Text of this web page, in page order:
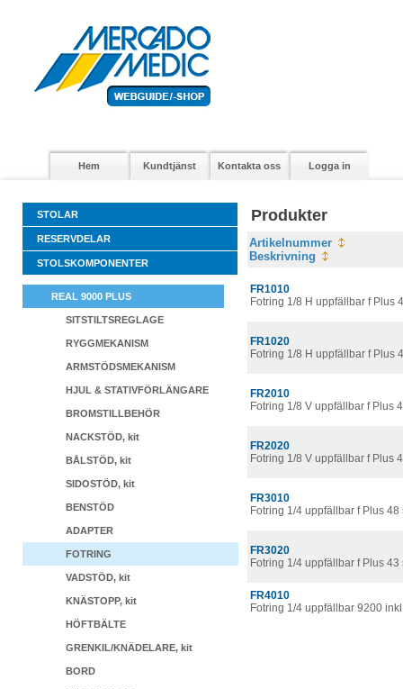
Hem Kundtjänst Kontakta oss Logga in
STOLAR
RESERVDELAR
STOLSKOMPONENTER
REAL 9000 PLUS
SITSTILTSREGLAGE
RYGGMEKANISM
ARMSTÖDSMEKANISM
HJUL & STATIVFÖRLÄNGARE
BROMSTILLBEHÖR
NACKSTÖD, kit
BÅLSTÖD, kit
SIDOSTÖD, kit
BENSTÖD
ADAPTER
FOTRING
VADSTÖD, kit
KNÄSTOPP, kit
HÖFTBÄLTE
GRENKIL/KNÄDELARE, kit
BORD
Produkter
Artikelnummer
Beskrivning
FR1010
Fotring 1/8 H uppfällbar f Plus
FR1020
Fotring 1/8 H uppfällbar f Plus
FR2010
Fotring 1/8 V uppfällbar f Plus
FR2020
Fotring 1/8 V uppfällbar f Plus
FR3010
Fotring 1/4 uppfällbar f Plus
FR3020
Fotring 1/4 uppfällbar f Plus
FR4010
Fotring 1/4 uppfällbar 9200